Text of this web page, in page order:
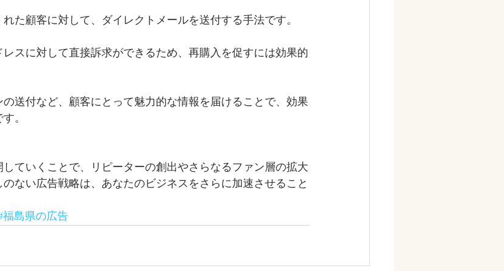
た顧客に対して、ダイレクトメールを送付する手法です。
スに対して直接訴求ができるため、再購入を促すには効果的
送付など、顧客にとって魅力的な情報を届けることで、効果
。
ていくことで、リピーターの創出やさらなるファン層の拡大
ない広告戦略は、あなたのビジネスをさらに加速させること
福島県の広告